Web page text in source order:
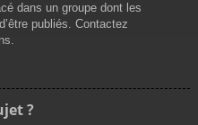
dans un groupe dont les
publiés. Contactez
?